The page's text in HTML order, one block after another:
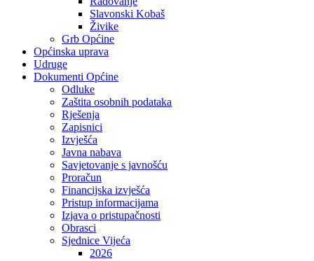
Slavonski Kobaš
Živike
Grb Općine
Općinska uprava
Udruge
Dokumenti Općine
Odluke
Zaštita osobnih podataka
Rješenja
Zapisnici
Izvješća
Javna nabava
Savjetovanje s javnošću
Proračun
Financijska izvješća
Pristup informacijama
Izjava o pristupačnosti
Obrasci
Sjednice Vijeća
2026